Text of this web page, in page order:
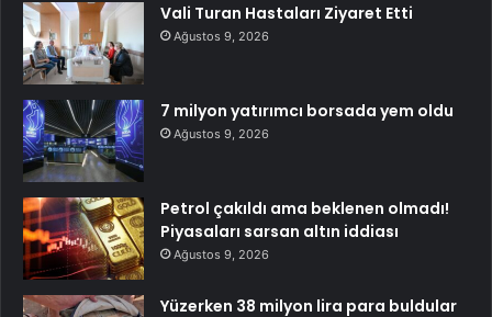
Vali Turan Hastaları Ziyaret Etti
Ağustos 9, 2026
7 milyon yatırımcı borsada yem oldu
Ağustos 9, 2026
Petrol çakıldı ama beklenen olmadı!
Piyasaları sarsan altın iddiası
Ağustos 9, 2026
Yüzerken 38 milyon lira para buldular